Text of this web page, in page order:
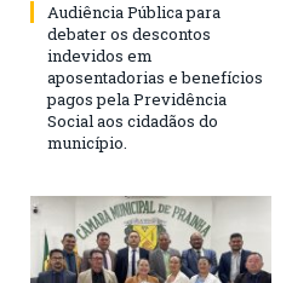
Audiência Pública para
debater os descontos
indevidos em
aposentadorias e benefícios
pagos pela Previdência
Social aos cidadãos do
município.